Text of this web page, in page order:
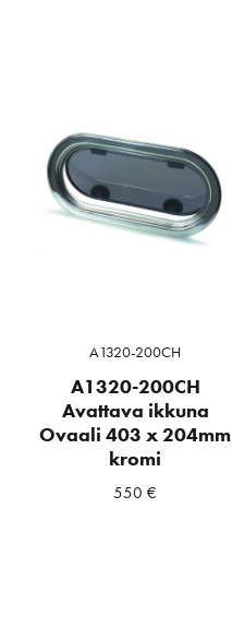
A1320-200CH
A1320-200CH
Avattava ikkuna
Ovaali 403 x 204mm
kromi
550€